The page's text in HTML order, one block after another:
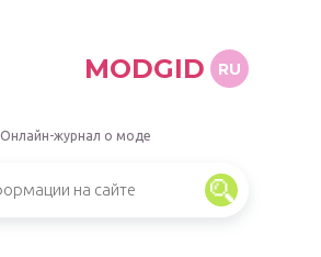
MODGID RU
Онлайн-журнал о моде